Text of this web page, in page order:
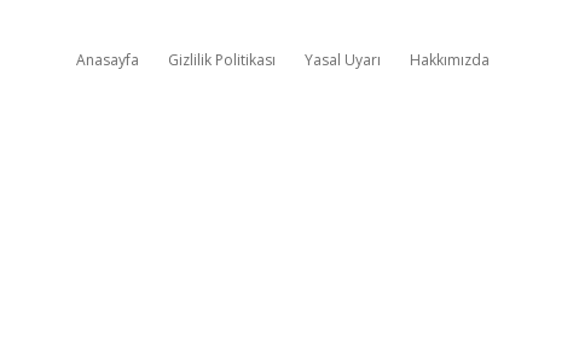
Anasayfa Gizlilik Politikası Yasal Uyarı Hakkımızda